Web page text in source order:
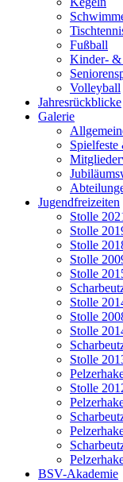
Fußball
Kinder- &
Volleyball
Jahresrückblicke
Galerie
Jugendfreizeiten
Stolle
Stolle
Stolle
Stolle
Stolle
Stolle
Stolle
Stolle
Stolle
Stolle
BSV-Akademie